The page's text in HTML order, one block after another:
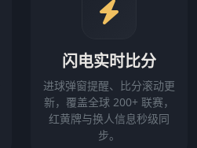
闪电实时比分
进球弹窗提醒、比分滚动更
新，覆盖全球 200+ 联赛，
红黄牌与换人信息秒级同
步。